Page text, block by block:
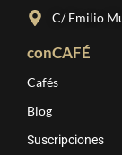
C/ Emilio
conCAFÉ
Cafés
Blog
Suscripciones